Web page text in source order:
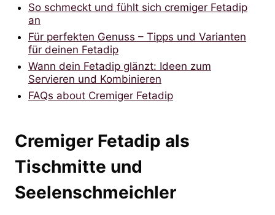
So schmeckt und fühlt sich cremiger Fetadip
an
Für perfekten Genuss – Tipps und Varianten
für deinen Fetadip
Wann dein Fetadip glänzt: Ideen zum
Servieren und Kombinieren
FAQs about Cremiger Fetadip
Cremiger Fetadip als
Tischmitte und
Seelenschmeichler